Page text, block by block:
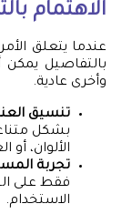
الاهتمام
عندما يتعلق
بالتفاصيل يمكن
وأخرى عادية.
تنسيق
بشكل
الألوان، أو
تجربة
فقط على
الاستخدام.